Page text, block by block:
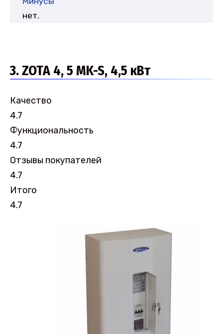
нет.
3. ZOTA 4, 5 MK-S, 4,5 кВт
Качество
4.7
Функциональность
4.7
Отзывы покупателей
4.7
Итого
4.7